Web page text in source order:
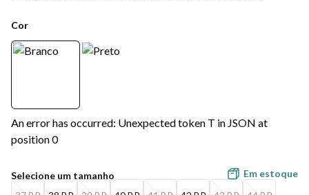
Cor
An error has occurred: Unexpected token T in JSON at
position 0
Em estoque